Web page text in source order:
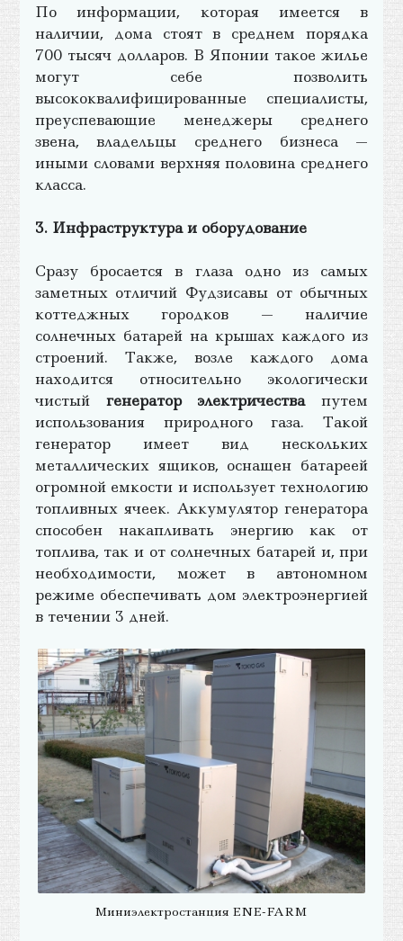
По информации, которая имеется в
наличии, дома стоят в среднем порядка
700 тысяч долларов. В Японии такое жилье
могут себе позволить
высококвалифицированные специалисты,
преуспевающие менеджеры среднего
звена, владельцы среднего бизнеса —
иными словами верхняя половина среднего
класса.
3. Инфраструктура и оборудование
Сразу бросается в глаза одно из самых
заметных отличий Фудзисавы от обычных
коттеджных городков — наличие
солнечных батарей на крышах каждого из
строений. Также, возле каждого дома
находится относительно экологически
чистый генератор электричествапутем
использования природного газа. Такой
генератор имеет вид нескольких
металлических ящиков, оснащен батареей
огромной емкости и использует технологию
топливных ячеек. Аккумулятор генератора
способен накапливать энергию как от
топлива, так и от солнечных батарей и, при
необходимости, может в автономном
режиме обеспечивать дом электроэнергией
в течении 3 дней.
Миниэлектростанция ENE-FARM